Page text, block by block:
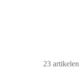
23 artikelen